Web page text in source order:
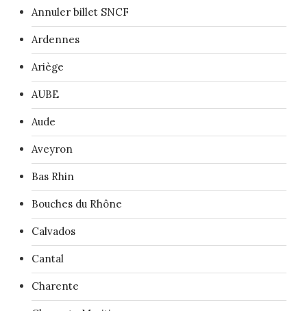
Annuler billet SNCF
Ardennes
Ariège
AUBE
Aude
Aveyron
Bas Rhin
Bouches du Rhône
Calvados
Cantal
Charente